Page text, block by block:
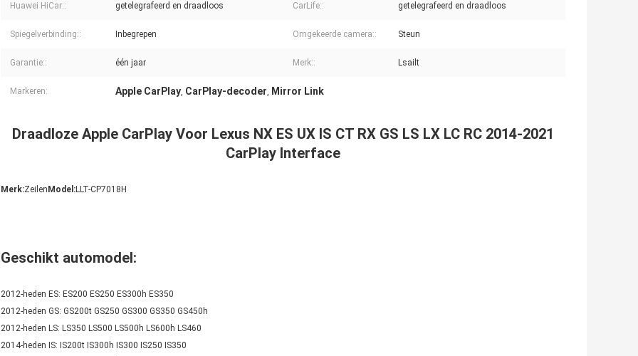
Huawei HiCar:: getelegrafeerd en draadloos CarLife:: getelegrafeerd en draadloos
Spiegelverbinding:: Inbegrepen Omgekeerde camera:: Steun
Garantie:: één jaar Merk:: Lsailt
Markeren: Apple CarPlay, CarPlay-decoder, Mirror Link
Draadloze Apple CarPlay Voor Lexus NX ES UX IS CT ​​RX GS LS LX LC RC 2014-2021
CarPlay Interface
Merk:Zeilen Model:LLT-CP7018H
Geschikt automodel:
2012-heden ES: ES200 ES250 ES300h ES350
2012-heden GS: GS200t GS250 GS300 GS350 GS450h
2012-heden LS: LS350 LS500 LS500h LS600h LS460
2014-heden IS: IS200t IS300h IS300 IS250 IS350